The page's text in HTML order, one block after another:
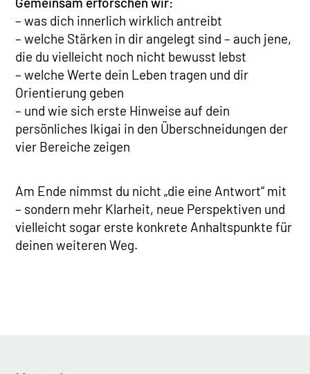
– was dich innerlich wirklich antreibt
– welche Stärken in dir angelegt sind – auch jene,
die du vielleicht noch nicht bewusst lebst
– welche Werte dein Leben tragen und dir
Orientierung geben
– und wie sich erste Hinweise auf dein
persönliches Ikigai in den Überschneidungen der
vier Bereiche zeigen
Am Ende nimmst du nicht „die eine Antwort“ mit
– sondern mehr Klarheit, neue Perspektiven und
vielleicht sogar erste konkrete Anhaltspunkte für
deinen weiteren Weg.